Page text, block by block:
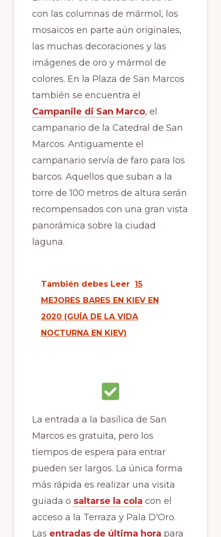
con las columnas de mármol, los
mosaicos en parte aún originales,
las muchas decoraciones y las
imágenes de oro y mármol de
colores. En la Plaza de San Marcos
también se encuentra el
Campanile di San Marco, el
campanario de la Catedral de San
Marcos. Antiguamente el
campanario servía de faro para los
barcos. Aquellos que suban a la
torre de 100 metros de altura serán
recompensados con una gran vista
panorámica sobre la ciudad
laguna.
También debes Leer 15
MEJORES BARES EN KIEV EN
2020 (GUÍA DE LA VIDA
NOCTURNA EN KIEV)
La entrada a la basílica de San
Marcos es gratuita, pero los
tiempos de espera para entrar
pueden ser largos. La única forma
más rápida es realizar una visita
guiada o saltarse la cola con el
acceso a la Terraza y Pala D'Oro.
Las entradas de última hora para